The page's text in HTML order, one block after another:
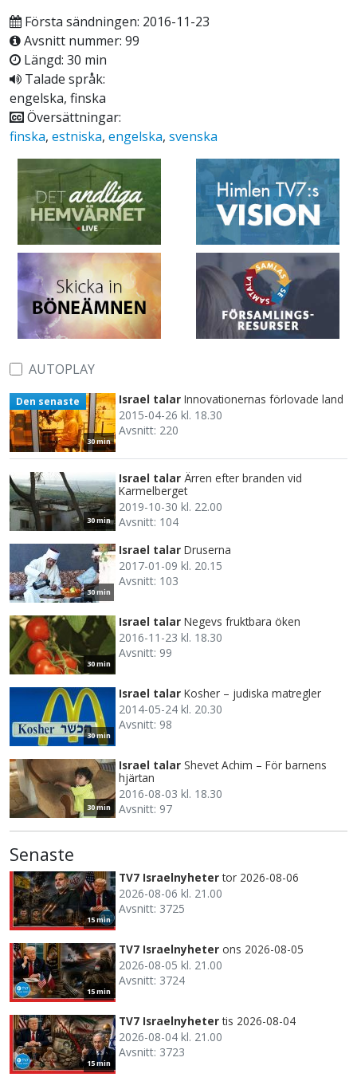
Första sändningen: 2016-11-23
Avsnitt nummer: 99
Längd: 30 min
Talade språk:
engelska, finska
Översättningar:
finska, estniska, engelska, svenska
AUTOPLAY
30 min
Den senaste Israel talar Innovationernas förlovade land
2015-04-26 kl. 18.30
Avsnitt: 220
30 min
Israel talar Ärren efter branden vid
Karmelberget
2019-10-30 kl. 22.00
Avsnitt: 104
30 min
Israel talar Druserna
2017-01-09 kl. 20.15
Avsnitt: 103
30 min
Israel talar Negevs fruktbara öken
2016-11-23 kl. 18.30
Avsnitt: 99
30 min
Israel talar Kosher – judiska matregler
2014-05-24 kl. 20.30
Avsnitt: 98
30 min
Israel talar Shevet Achim – För barnens
hjärtan
2016-08-03 kl. 18.30
Avsnitt: 97
Senaste
15 min
TV7 Israelnyheter tor 2026-08-06
2026-08-06 kl. 21.00
Avsnitt: 3725
15 min
TV7 Israelnyheter ons 2026-08-05
2026-08-05 kl. 21.00
Avsnitt: 3724
15 min
TV7 Israelnyheter tis 2026-08-04
2026-08-04 kl. 21.00
Avsnitt: 3723